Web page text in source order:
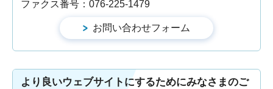
ファクス番号：076-225-1479
より良いウェブサイトにするためにみなさまのご